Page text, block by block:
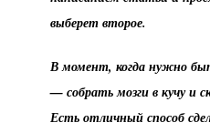
выберет второе.
В момент, когда нужно
— собрать мозги в кучу и
Есть отличный способ